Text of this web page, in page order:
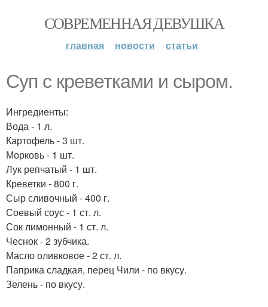
СОВРЕМЕННАЯ ДЕВУШКА
главная новости статьи
Суп с креветками и сыром.
Ингредиенты:
Вода - 1 л.
Картофель - 3 шт.
Морковь - 1 шт.
Лук репчатый - 1 шт.
Креветки - 800 г.
Сыр сливочный - 400 г.
Соевый соус - 1 ст. л.
Сок лимонный - 1 ст. л.
Чеснок - 2 зубчика.
Масло оливковое - 2 ст. л.
Паприка сладкая, перец Чили - по вкусу.
Зелень - по вкусу.